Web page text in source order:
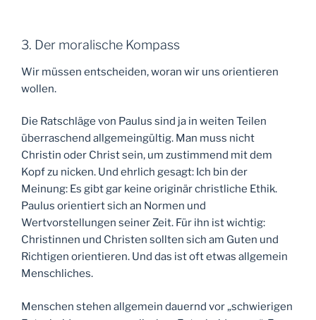
3. Der moralische Kompass
Wir müssen entscheiden, woran wir uns orientieren
wollen.
Die Ratschläge von Paulus sind ja in weiten Teilen
überraschend allgemeingültig. Man muss nicht
Christin oder Christ sein, um zustimmend mit dem
Kopf zu nicken. Und ehrlich gesagt: Ich bin der
Meinung: Es gibt gar keine originär christliche Ethik.
Paulus orientiert sich an Normen und
Wertvorstellungen seiner Zeit. Für ihn ist wichtig:
Christinnen und Christen sollten sich am Guten und
Richtigen orientieren. Und das ist oft etwas allgemein
Menschliches.
Menschen stehen allgemein dauernd vor „schwierigen